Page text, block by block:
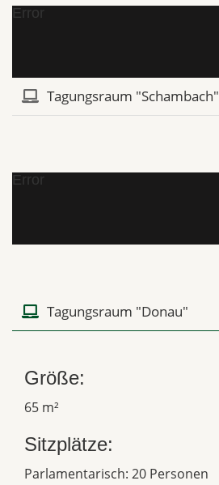
Error
Tagungsraum "Schambach"
Error
Tagungsraum "Donau"
Größe:
65 m²
Sitzplätze:
Parlamentarisch: 20 Personen